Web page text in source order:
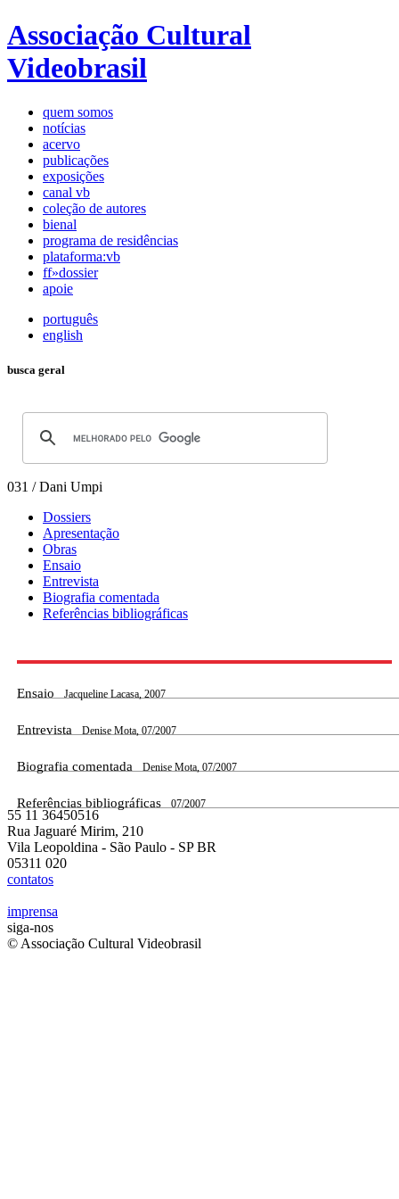
Associação Cultural
Videobrasil
quem somos
notícias
acervo
publicações
exposições
canal vb
coleção de autores
bienal
programa de residências
plataforma:vb
ff»dossier
apoie
português
english
busca geral
031 / Dani Umpi
Dossiers
Apresentação
Obras
Ensaio
Entrevista
Biografia comentada
Referências bibliográficas
Ensaio Jacqueline Lacasa, 2007
Entrevista Denise Mota, 07/2007
Biografia comentada Denise Mota, 07/2007
Referências bibliográficas 07/2007
55 11 36450516
Rua Jaguaré Mirim, 210
Vila Leopoldina - São Paulo - SP BR
05311 020
contatos
imprensa
siga-nos
© Associação Cultural Videobrasil